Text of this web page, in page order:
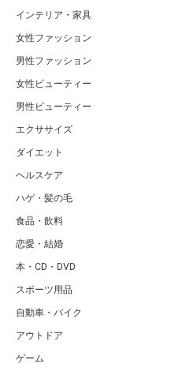
インテリア・家具
女性ファッション
男性ファッション
女性ビューティー
男性ビューティー
エクササイズ
ダイエット
ヘルスケア
ハゲ・髪の毛
食品・飲料
恋愛・結婚
本・CD・DVD
スポーツ用品
自動車・バイク
アウトドア
ゲーム